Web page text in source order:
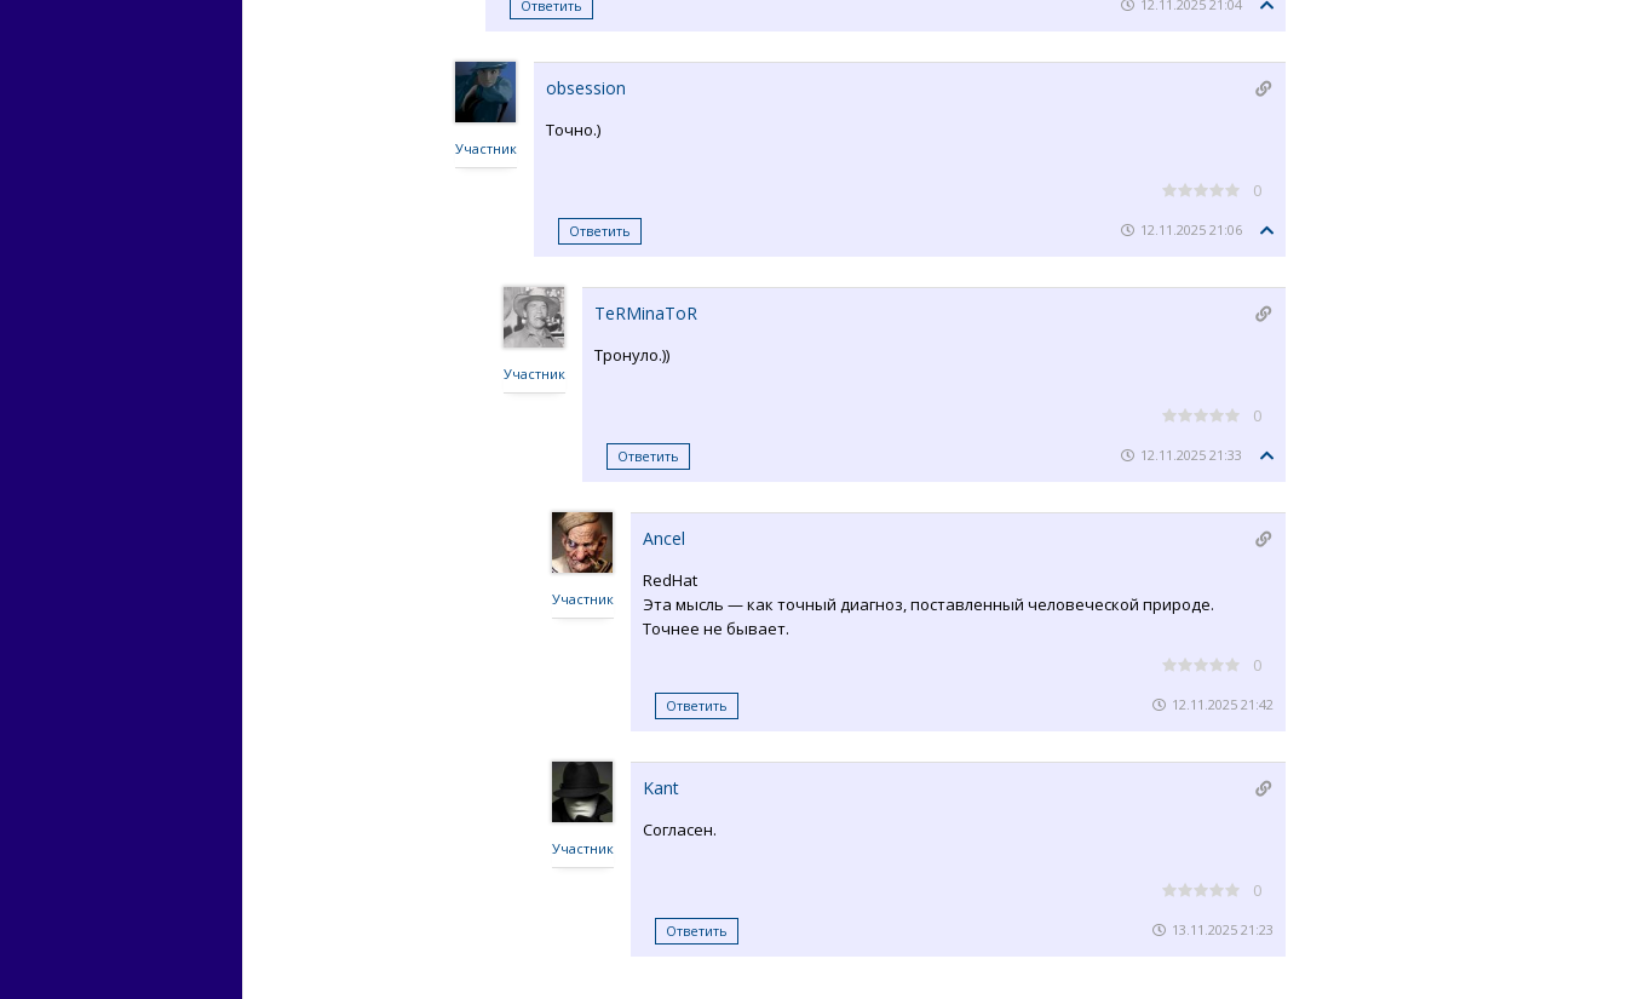
Ответить 12.11.2025 21:04
Участник
obsession
Точно.)
0
Ответить 12.11.2025 21:06
Участник
TeRMinaToR
Тронуло.))
0
Ответить 12.11.2025 21:33
Участник
Ancel
RedHat
Эта мысль — как точный диагноз, поставленный человеческой природе.
Точнее не бывает.
0
Ответить 12.11.2025 21:42
Участник
Kant
Согласен.
0
Ответить 13.11.2025 21:23